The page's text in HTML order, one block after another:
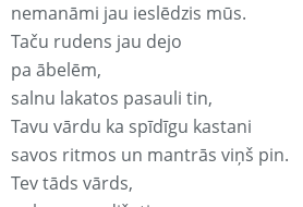
nemanāmi jau ieslēdzis mūs.
Taču rudens jau dejo
pa ābelēm,
salnu lakatos pasauli tin,
Tavu vārdu ka spīdīgu kastani
savos ritmos un mantrās viņš pin.
Tev tāds vārds,